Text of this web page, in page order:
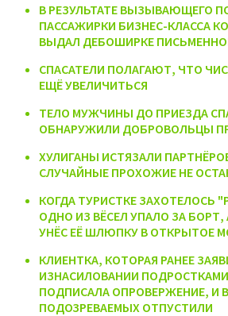
В РЕЗУЛЬТАТЕ ВЫЗЫВАЮЩЕГО
ПАССАЖИРКИ БИЗНЕС-КЛАССА
ВЫДАЛ ДЕБОШИРКЕ
СПАСАТЕЛИ ПОЛАГАЮТ, ЧТО
ЕЩЁ УВЕЛИЧИТЬСЯ
ТЕЛО МУЖЧИНЫ ДО ПРИЕЗДА
ОБНАРУЖИЛИ ДОБРОВОЛЬЦЫ
ХУЛИГАНЫ ИСТЯЗАЛИ
СЛУЧАЙНЫЕ ПРОХОЖИЕ НЕ
КОГДА ТУРИСТКЕ ЗАХОТЕЛОСЬ
ОДНО ИЗ ВЁСЕЛ УПАЛО ЗА
УНЁС ЕЁ ШЛЮПКУ В ОТКРЫТОЕ
КЛИЕНТКА, КОТОРАЯ РАНЕЕ
ИЗНАСИЛОВАНИИ
ПОДПИСАЛА ОПРОВЕРЖЕНИЕ, И
ПОДОЗРЕВАЕМЫХ ОТПУСТИЛИ